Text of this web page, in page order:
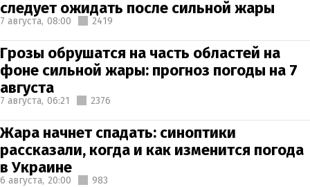
следует ожидать после сильной жары
7 августа, 08:00 2419
Грозы обрушатся на часть областей на
фоне сильной жары: прогноз погоды на 7
августа
7 августа, 06:21 2376
Жара начнет спадать: синоптики
рассказали, когда и как изменится погода
в Украине
6 августа, 20:00 983